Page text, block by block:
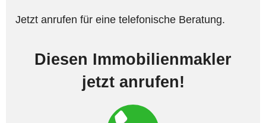
Jetzt anrufen für eine telefonische Beratung.
Diesen Immobilienmakler
jetzt anrufen!